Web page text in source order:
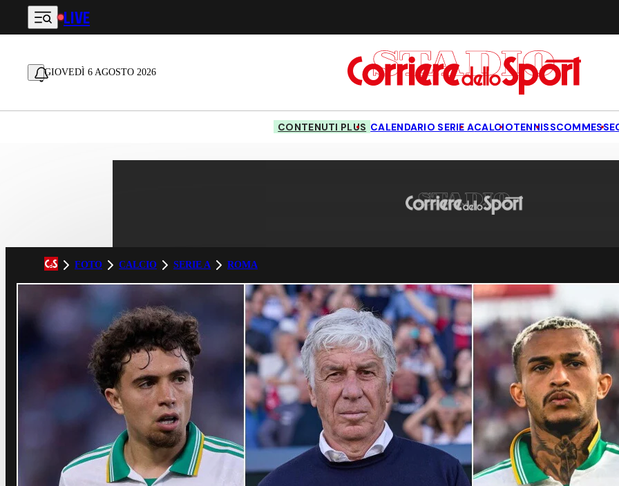
Vai al contenuto principale
LIVE
GIOVEDÌ 6 AGOSTO 2026
CONTENUTI PLUS CALENDARIO SERIE ACALCIOTENNISSCOMMESSE
FOTO CALCIO SERIE A ROMA